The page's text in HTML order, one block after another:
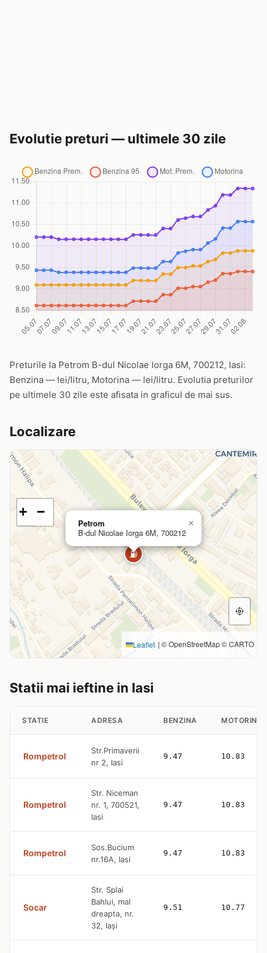
Evolutie preturi — ultimele 30 zile
Preturile la Petrom B-dul Nicolae Iorga 6M, 700212, Iasi:
Benzina — lei/litru, Motorina — lei/litru. Evolutia preturilor
pe ultimele 30 zile este afisata in graficul de mai sus.
Localizare
⛽
Petrom
B-dul Nicolae Iorga 6M, 700212
×
+ −
Leaflet | © OpenStreetMap © CARTO
Statii mai ieftine in Iasi
STATIE ADRESA BENZINA MOTORINA
Rompetrol
Str.Primaverii
nr 2, Iasi
9.47 10.83
Rompetrol
Str. Niceman
nr. 1, 700521,
Iasi
9.47 10.83
Rompetrol
Sos.Bucium
nr.16A, Iasi
9.47 10.83
Socar
Str. Splai
Bahlui, mal
dreapta, nr.
32, Iaşi
9.51 10.77